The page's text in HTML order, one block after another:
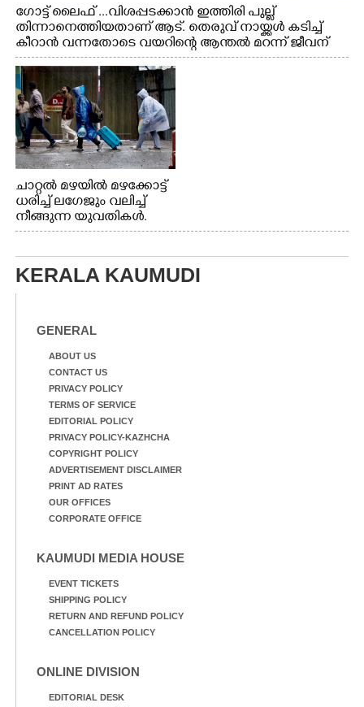
ഗോട്ട് ലൈഫ് ...വിശപ്പടക്കാൻ ഇത്തിരി പുല്ല്
തിന്നാനെത്തിയതാണ് ആട്. തെരുവ് നായ്ക്കൾ കടിച്ച്
കീറാൻ വന്നതോടെ വയറിന്റെ ആന്തൽ മറന്ന് ജീവന്
വേണ്ടിയായി ഓട്ടം. എറണാകുളം വാത്തുരുത്തിയിൽ
നിന്നുള്ള കാഴ്ച
ചാറ്റൽ മഴയിൽ മഴക്കോട്ട്
ധരിച്ച് ലഗേജും വലിച്ച്
നീങ്ങുന്ന യുവതികൾ.
എറണാകുളം മേനകയിൽ
KERALA KAUMUDI
GENERAL
ABOUT US
CONTACT US
PRIVACY POLICY
TERMS OF SERVICE
EDITORIAL POLICY
PRIVACY POLICY-KAZHCHA
COPYRIGHT POLICY
ADVERTISEMENT DISCLAIMER
PRINT AD RATES
OUR OFFICES
CORPORATE OFFICE
KAUMUDI MEDIA HOUSE
EVENT TICKETS
SHIPPING POLICY
RETURN AND REFUND POLICY
CANCELLATION POLICY
ONLINE DIVISION
EDITORIAL DESK